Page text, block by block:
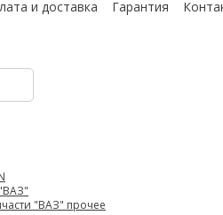
и доставка Гарантия
"ВАЗ" прочее